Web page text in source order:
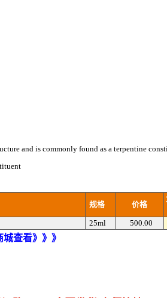
and is commonly found as a terpentine
规格 价格
25ml
500.00
查看》》》